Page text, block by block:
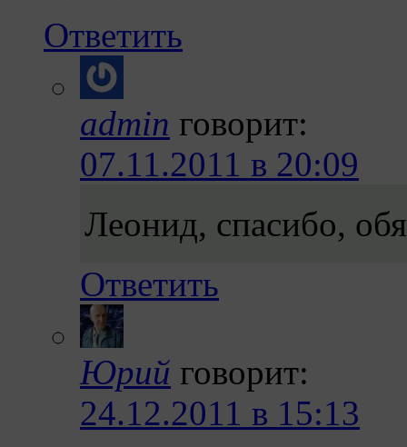
Ответить
admin говорит:
07.11.2011 в 20:09
Леонид, спасибо,
Ответить
Юрий говорит:
24.12.2011 в 15:13